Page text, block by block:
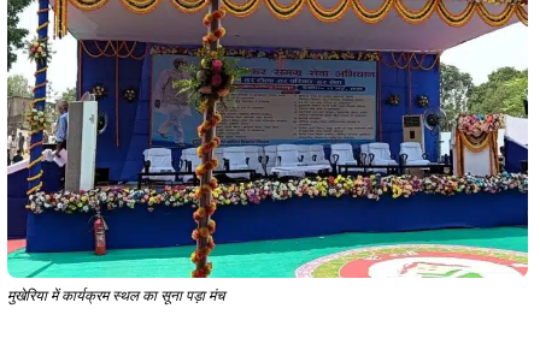
मुखेरिया में कार्यक्रम स्थल का सूना पड़ा मंच